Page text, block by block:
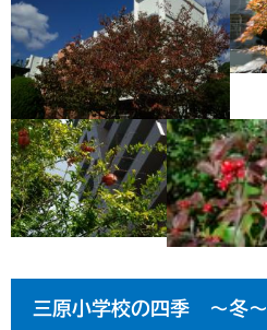
三原小学校の四季 ～冬～